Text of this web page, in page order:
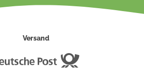
Versand